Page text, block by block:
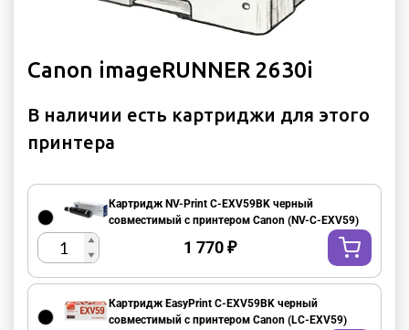
Canon imageRUNNER 2630i
В наличии есть картриджи для этого
принтера
Картридж NV-Print C-EXV59BK черный
совместимый с принтером Canon (NV-C-EXV59)
1 770 ₽
Картридж EasyPrint C-EXV59BK черный
совместимый с принтером Canon (LC-EXV59)